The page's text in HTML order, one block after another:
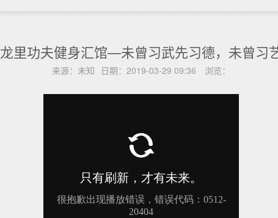
龙里功夫健身汇馆—未曾习武先习德，未曾习
来源： 未知 日期： 2019-03-29 09:36 浏览：